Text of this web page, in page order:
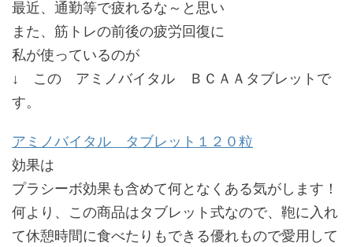
最近、通勤等で疲れるな～と思い
また、筋トレの前後の疲労回復に
私が使っているのが
↓ この アミノバイタル ＢＣＡＡタブレットで
す。
アミノバイタル タブレット１２０粒
効果は
プラシーボ効果も含めて何となくある気がします！
何より、この商品はタブレット式なので、鞄に入れ
て休憩時間に食べたりもできる優れもので愛用して